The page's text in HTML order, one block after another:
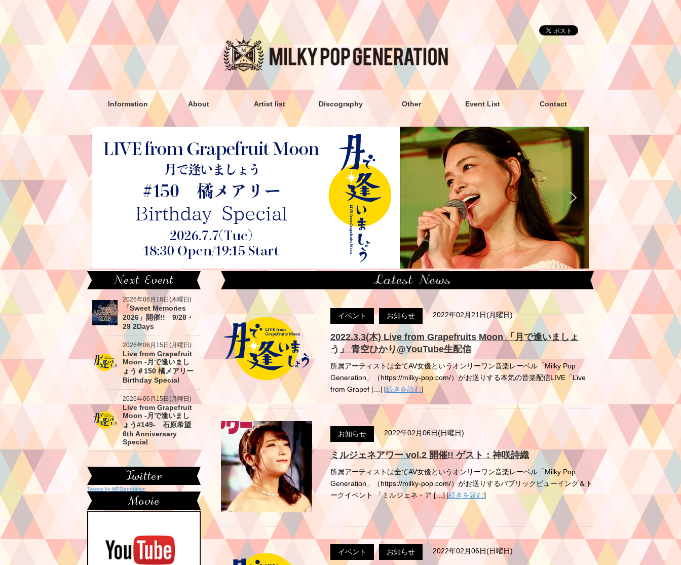
Information About Artist list Discography Other Event List Contact
イベント お知らせ 2022年02月21日(月曜日)
2022.3.3(木) Live from Grapefruits Moon 「月で逢いましょ
う」 青空ひかり@YouTube生配信
所属アーティストは全てAV女優というオンリーワン音楽レーベル「Milky Pop
Generation」（https://milky-pop.com/）がお送りする本気の音楽配信LIVE「Live
from Grapef […] [続きを読む]
お知らせ 2022年02月06日(日曜日)
ミルジェネアワー vol.2 開催!! ゲスト：神咲詩織
所属アーティストは全てAV女優というオンリーワン音楽レーベル「Milky Pop
Generation」（https://milky-pop.com/）がお送りするパブリックビューイング＆ト
ークイベント 「ミルジェネ・ア […][続きを読む]
イベント お知らせ 2022年02月06日(日曜日)
2026年06月18日(木曜日)
「Sweet Memories
2026」開催!! 9/28・
29 2Days
2026年06月15日(月曜日)
Live from Grapefruit
Moon -月で逢いまし
ょう＃150 橘メアリー
Birthday Special
2026年06月15日(月曜日)
Live from Grapefruit
Moon -月で逢いまし
ょう#149- 石原希望
6th Anniversary
Special
Tweets by MPGeneration